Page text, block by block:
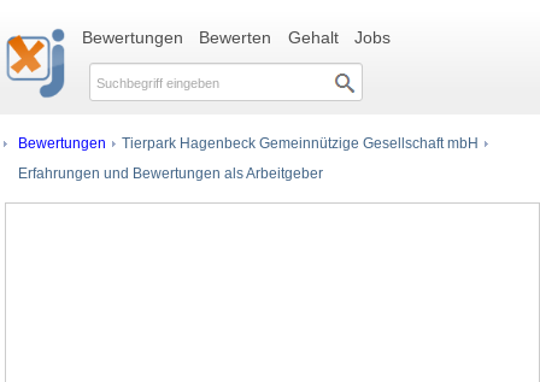
Bewertungen Bewerten Gehalt Jobs
Bewertungen Tierpark Hagenbeck Gemeinnützige Gesellschaft mbH
Erfahrungen und Bewertungen als Arbeitgeber